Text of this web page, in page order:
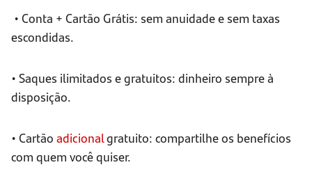
• Conta + Cartão Grátis: sem anuidade e sem taxas
escondidas.
• Saques ilimitados e gratuitos: dinheiro sempre à
disposição.
• Cartão adicionalgratuito: compartilhe os benefícios
com quem você quiser.